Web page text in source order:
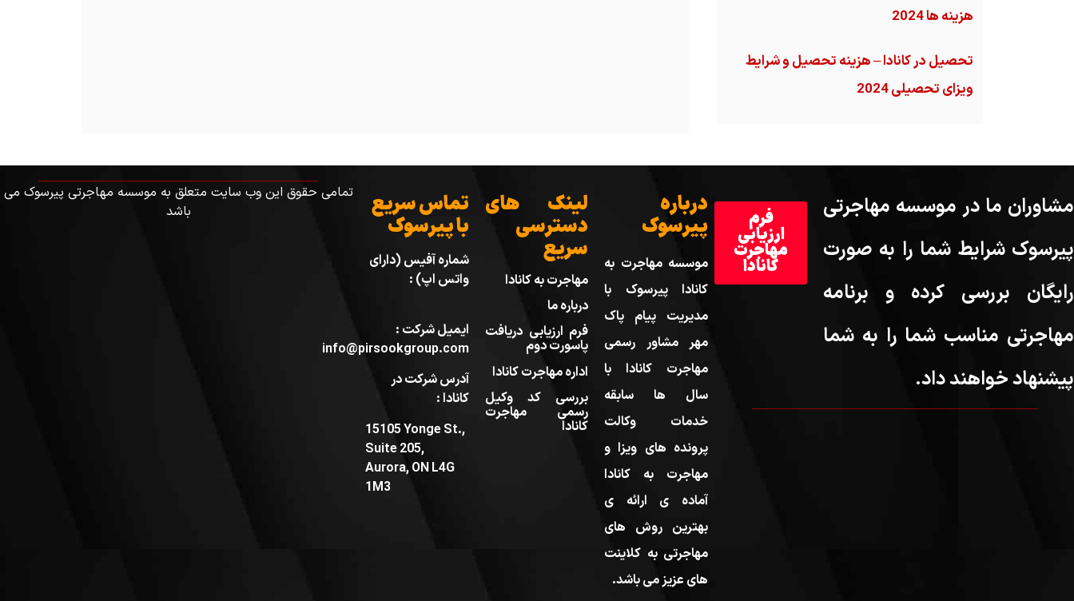
هزینه ها 2024
تحصیل در کانادا – هزینه‌ تحصیل و شرایط
ویزای تحصیلی 2024
مشاوران ما در موسسه مهاجرتی
پیرسوک شرایط شما را به صورت
رایگان بررسی کرده و برنامه
مهاجرتی مناسب شما را به شما
پیشنهاد خواهند داد.
فرم
ارزیابی
مهاجرت
کانادا
درباره
پیرسوک
موسسه مهاجرت به
کانادا پیرسوک با
مدیریت پیام پاک
مهر مشاور رسمی
مهاجرت کانادا با
سال ها سابقه
خدمات وکالت
پرونده های ویزا و
مهاجرت به کانادا
آماده ی ارائه ی
بهترین روش های
مهاجرتی به کلاینت
های عزیز می باشد.
لینک های
دسترسی
سریع
مهاجرت به کانادا
درباره ما
فرم ارزیابی دریافت
پاسورت دوم
اداره مهاجرت کانادا
بررسی کد وکیل
رسمی مهاجرت
کانادا
تماس سریع
با پیرسوک
شماره آفیس (دارای
واتس اپ) :
ایمیل شرکت :
info@pirsookgroup.com
آدرس شرکت در
کانادا :
15105 Yonge St.,
Suite 205,
Aurora, ON L4G
1M3
تمامی حقوق این وب سایت متعلق به موسسه مهاجرتی پیرسوک می
باشد